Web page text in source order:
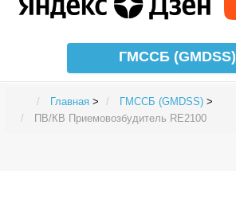
ГМССБ (GMDSS)
Главная > ГМССБ (GMDSS) >
ПВ/КВ Приемовозбудитель RE2100